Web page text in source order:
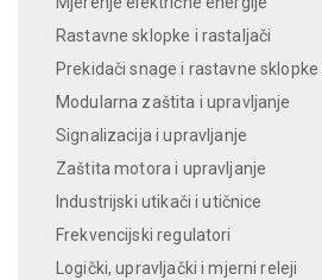
Rastavne sklopke i rastaljači
Prekidači snage i rastavne sklopke
Modularna zaštita i upravljanje
Signalizacija i upravljanje
Zaštita motora i upravljanje
Industrijski utikači i utičnice
Frekvencijski regulatori
Logički, upravljački i mjerni releji